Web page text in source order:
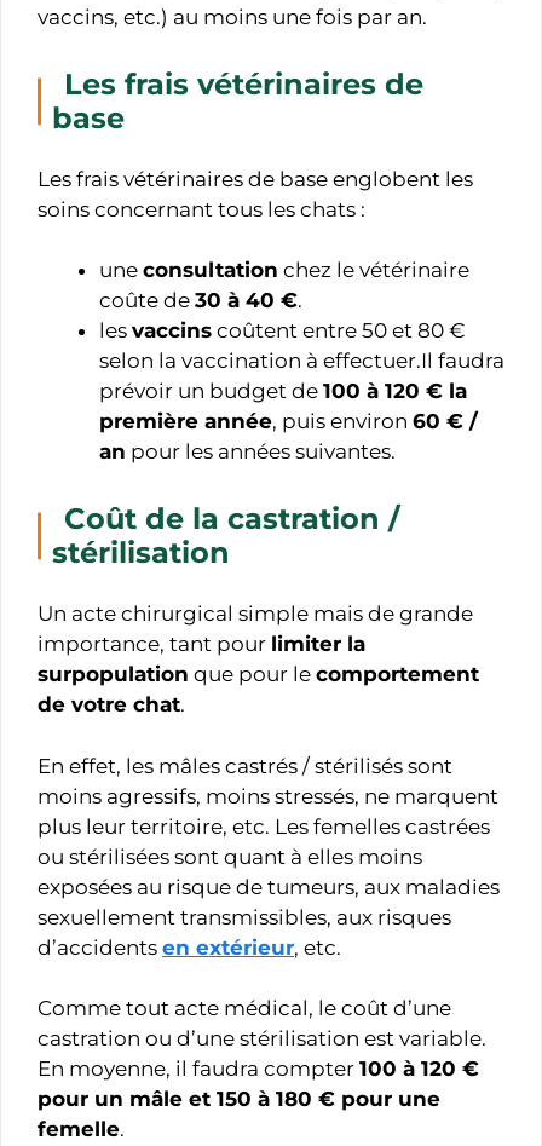
vaccins, etc.) au moins une fois par an.
Les frais vétérinaires de
base
Les frais vétérinaires de base englobent les
soins concernant tous les chats :
une consultation chez le vétérinaire
coûte de 30 à 40 €.
les vaccins coûtent entre 50 et 80 €
selon la vaccination à effectuer.Il faudra
prévoir un budget de 100 à 120 € la
première année, puis environ 60 € /
an pour les années suivantes.
Coût de la castration /
stérilisation
Un acte chirurgical simple mais de grande
importance, tant pour limiter la
surpopulation que pour le comportement
de votre chat.
En effet, les mâles castrés / stérilisés sont
moins agressifs, moins stressés, ne marquent
plus leur territoire, etc. Les femelles castrées
ou stérilisées sont quant à elles moins
exposées au risque de tumeurs, aux maladies
sexuellement transmissibles, aux risques
d’accidents en extérieur, etc.
Comme tout acte médical, le coût d’une
castration ou d’une stérilisation est variable.
En moyenne, il faudra compter 100 à 120 €
pour un mâle et 150 à 180 € pour une
femelle.